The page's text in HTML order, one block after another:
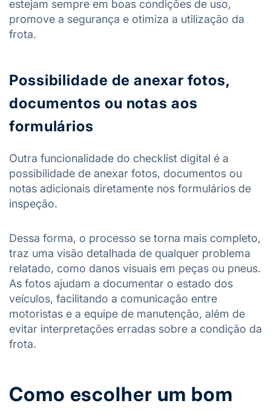
estejam sempre em boas condições de uso,
promove a segurança e otimiza a utilização da
frota.
Possibilidade de anexar fotos,
documentos ou notas aos
formulários
Outra funcionalidade do checklist digital é a
possibilidade de anexar fotos, documentos ou
notas adicionais diretamente nos formulários de
inspeção.
Dessa forma, o processo se torna mais completo,
traz uma visão detalhada de qualquer problema
relatado, como danos visuais em peças ou pneus.
As fotos ajudam a documentar o estado dos
veículos, facilitando a comunicação entre
motoristas e a equipe de manutenção, além de
evitar interpretações erradas sobre a condição da
frota.
Como escolher um bom